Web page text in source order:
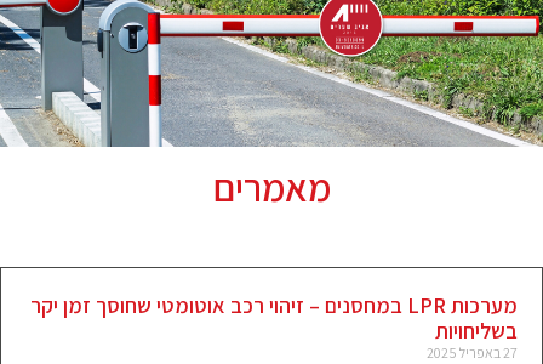
מאמרים
מערכות LPR במחסנים – זיהוי רכב אוטומטי שחוסך זמן יקר
בשליחויות
27 באפריל 2025